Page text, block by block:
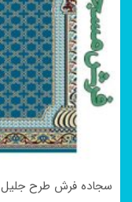
سجاده فرش طرح جلیل